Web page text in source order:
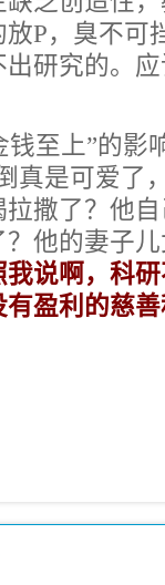
P，臭不可
研究的。
钱至上”的影
真是可爱了
撒了？他
他的妻子
我说啊，科
盈利的慈